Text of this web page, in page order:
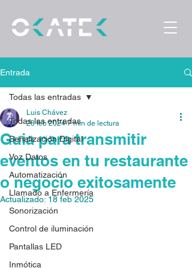
Entrada
Todas las entradas
Señalización Digital
Voz Datos
Automatización
Llamado a Enfermería
Sonorización
Control de iluminación
Pantallas LED
Inmótica
Todas las entradas
Guia para transmitir
eventos en tu restaurante
o negocio exitosamente
Luis Chávez
28 feb 2024 7 min de lectura
Actualizado: 18 feb 2025
En la era digital actual, transmitir
eventos en vivo desde tu restaurante
no solo es una oportunidad para